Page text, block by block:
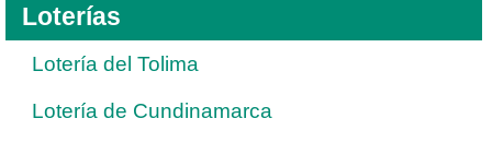
Loterías
Lotería del Tolima
Lotería de Cundinamarca